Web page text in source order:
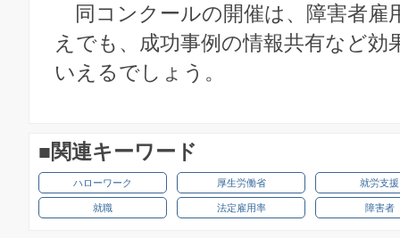
同コンクールの開催は、障害者雇
えでも、成功事例の情報共有など効
いえるでしょう。
■関連キーワード
ハローワーク 厚生労働省 就労支援
就職 法定雇用率 障害者